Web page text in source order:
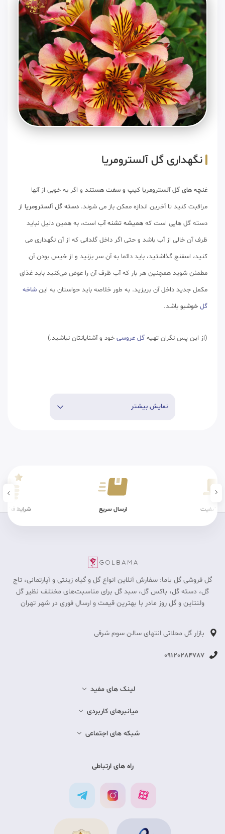
نگهداری گل آلسترومریا
غنچه های گل آلسترومریا کیپ و سفت هستند و اگر به خوبی از آنها
مراقبت کنید تا آخرین اندازه ممکن باز می شوند. دسته گل آلسترومریا از
دسته گل هایی است که همیشه تشنه آب است، به همین دلیل نباید
ظرف آن خالی از آب باشد و حتی اگر داخل گلدانی که از آن نگهداری می
کنید، اسفنج گذاشتید، باید دائما به آن سر بزنید و از خیس بودن آن
مطمئن شوید همچنین هر بار که آب ظرف آن را عوض می‌کنید باید غذای
مکمل جدید داخل آن بریزید. به طور خلاصه باید حواستان به این شاخه
گل خوشبو باشد.
(از این پس نگران تهیه گل عروسی خود و آشنایانتان نباشید.)
نمایش بیشتر
کیفیت ارسال سریع شرایط
گل فروشی گل باما: سفارش آنلاین انواع گل و گیاه زینتی و آپارتمانی، تاج
گل، دسته گل، باکس گل، سبد گل برای مناسبت‎‌های مختلف نظیر گل
ولنتاین و گل روز مادر با بهترین قیمت و ارسال فوری در شهر تهران
بازار گل محلاتی انتهای سالن سوم شرقی
09120284787
لینک های مفید
میانبرهای کاربردی
شبکه های اجتماعی
راه های ارتباطی